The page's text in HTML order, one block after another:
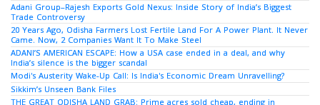
Adani Group–Rajesh Exports Gold Nexus: Inside Story of India’s Biggest
Trade Controversy
20 Years Ago, Odisha Farmers Lost Fertile Land For A Power Plant. It Never
Came. Now, 2 Companies Want It To Make Steel
ADANI’S AMERICAN ESCAPE: How a USA case ended in a deal, and why
India’s silence is the bigger scandal
Modi's Austerity Wake-Up Call: Is India's Economic Dream Unravelling?
Sikkim’s Unseen Bank Files
THE GREAT ODISHA LAND GRAB: Prime acres sold cheap, ending in